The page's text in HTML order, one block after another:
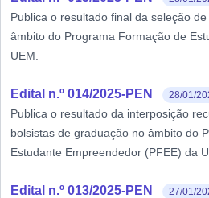
Publica o resultado final da seleção
âmbito do Programa Formação de
UEM.
Edital n.º 014/2025-PEN 28/01/
Publica o resultado da interposição
bolsistas de graduação no âmbito do
Estudante Empreendedor (PFEE) da
Edital n.º 013/2025-PEN 27/01/